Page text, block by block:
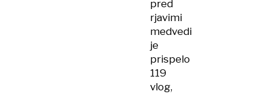
pred
rjavimi
medvedi
je
prispelo
119
vlog,